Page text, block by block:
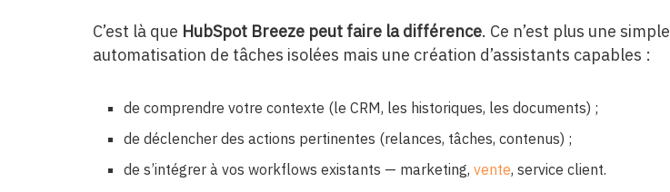
C’est là que HubSpot Breeze peut faire la différence. Ce n’est plus une simple
automatisation de tâches isolées mais une création d’assistants capables :
de comprendre votre contexte (le CRM, les historiques, les documents) ;
de déclencher des actions pertinentes (relances, tâches, contenus) ;
de s’intégrer à vos workflows existants — marketing,vente, service client.